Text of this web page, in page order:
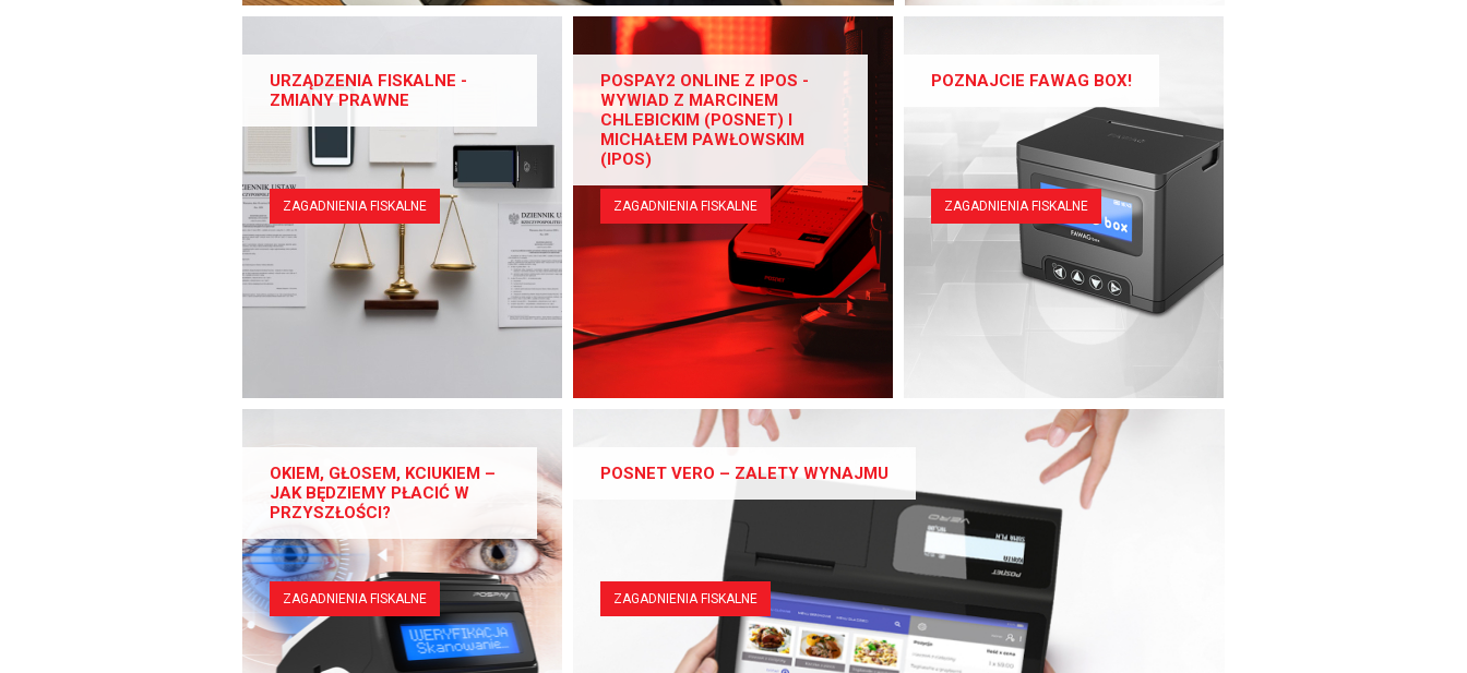
URZĄDZENIA FISKALNE -
ZMIANY PRAWNE
ZAGADNIENIA FISKALNE
POSPAY2 ONLINE Z IPOS -
WYWIAD Z MARCINEM
CHLEBICKIM (POSNET) I
MICHAŁEM PAWŁOWSKIM
(IPOS)
ZAGADNIENIA FISKALNE
POZNAJCIE FAWAG BOX!
ZAGADNIENIA FISKALNE
OKIEM, GŁOSEM, KCIUKIEM –
JAK BĘDZIEMY PŁACIĆ W
PRZYSZŁOŚCI?
ZAGADNIENIA FISKALNE
POSNET VERO – ZALETY WYNAJMU
ZAGADNIENIA FISKALNE